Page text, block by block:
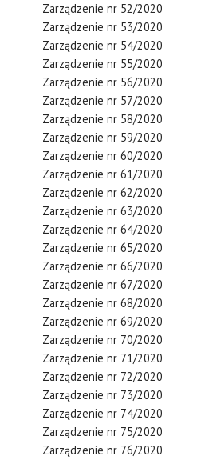
Zarządzenie nr 52/2020
Zarządzenie nr 53/2020
Zarządzenie nr 54/2020
Zarządzenie nr 55/2020
Zarządzenie nr 56/2020
Zarządzenie nr 57/2020
Zarządzenie nr 58/2020
Zarządzenie nr 59/2020
Zarządzenie nr 60/2020
Zarządzenie nr 61/2020
Zarządzenie nr 62/2020
Zarządzenie nr 63/2020
Zarządzenie nr 64/2020
Zarządzenie nr 65/2020
Zarządzenie nr 66/2020
Zarządzenie nr 67/2020
Zarządzenie nr 68/2020
Zarządzenie nr 69/2020
Zarządzenie nr 70/2020
Zarządzenie nr 71/2020
Zarządzenie nr 72/2020
Zarządzenie nr 73/2020
Zarządzenie nr 74/2020
Zarządzenie nr 75/2020
Zarządzenie nr 76/2020